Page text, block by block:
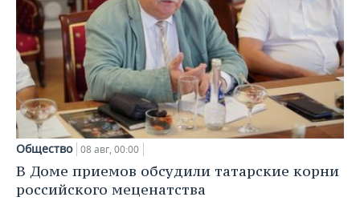
Общество 08 авг, 00:00
В Доме приемов обсудили татарские корни
российского меценатства